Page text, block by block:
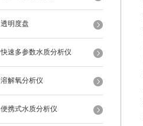
透明度盘
快速多参数水质分析仪
溶解氧分析仪
便携式水质分析仪